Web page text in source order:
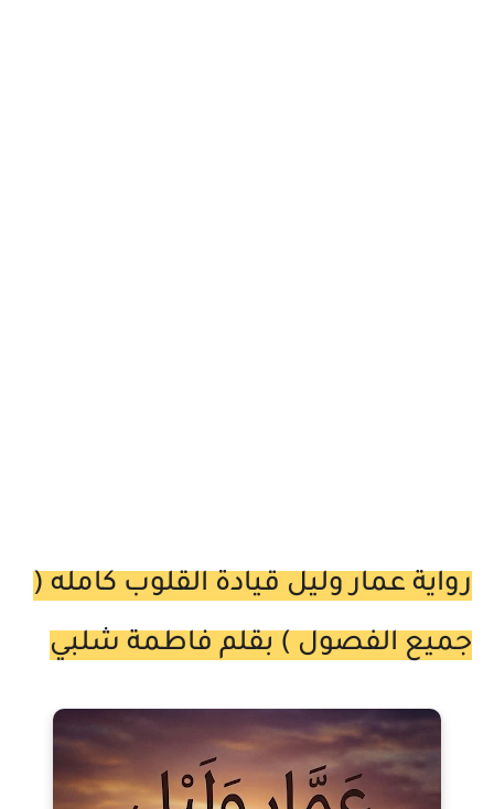
رواية عمار وليل قيادة القلوب كامله (
جميع الفصول ) بقلم فاطمة شلبي